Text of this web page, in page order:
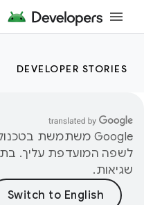
DEVELOPER STORIES
לשפה המועדפת עליך.
שגיאות.